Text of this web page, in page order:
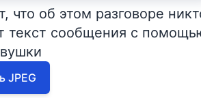
что об этом разговоре
текст сообщения с
JPEG